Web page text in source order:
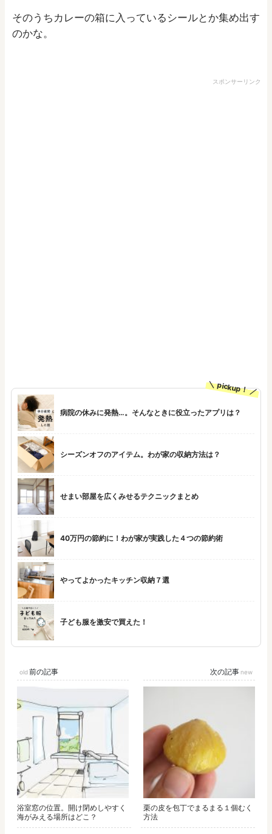
そのうちカレーの箱に入っているシールとか集め出す
のかな。
スポンサーリンク
pickup！
病院の休みに発熱…。そんなときに役立ったアプリは？
シーズンオフのアイテム。わが家の収納方法は？
せまい部屋を広くみせるテクニックまとめ
40万円の節約に！わが家が実践した４つの節約術
やってよかったキッチン収納７選
子ども服を激安で買えた！
前の記事
浴室窓の位置。開け閉めしやすく
海がみえる場所はどこ？
次の記事
栗の皮を包丁でまるまる１個むく
方法